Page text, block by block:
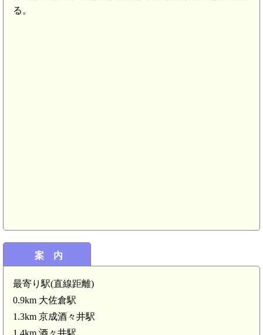
る。
案 内
最寄り駅(直線距離)
0.9km 大佐倉駅
1.3km 京成酒々井駅
1.4km 酒々井駅